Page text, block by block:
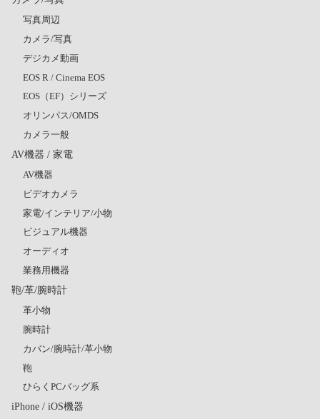
写真周辺
カメラ/写真
デジカメ動画
EOS R / Cinema EOS
EOS（EF）シリーズ
オリンパス/OMDS
カメラ一般
AV機器 / 家電
AV機器
ビデオカメラ
家電/インテリア/小物
ビジュアル機器
オーディオ
業務用機器
鞄/革/腕時計
革小物
腕時計
カバン/腕時計/革小物
鞄
ひらくPCバッグ系
iPhone / iOS機器